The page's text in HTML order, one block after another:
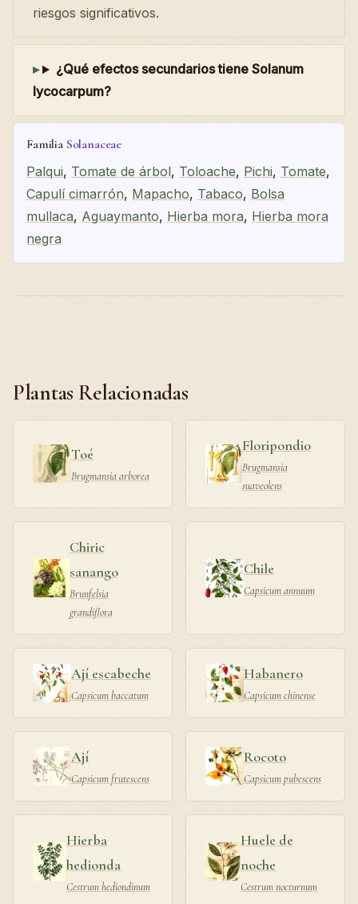
riesgos significativos.
¿Qué efectos secundarios tiene Solanum
lycocarpum?
Familia Solanaceae
Palqui, Tomate de árbol, Toloache, Pichi, Tomate,
Capulí cimarrón, Mapacho, Tabaco, Bolsa
mullaca, Aguaymanto, Hierba mora, Hierba mora
negra
Plantas Relacionadas
Toé
Brugmansia arborea
Floripondio
Brugmansia
suaveolens
Chiric
sanango
Brunfelsia
grandiflora
Chile
Capsicum annuum
Ají escabeche
Capsicum baccatum
Habanero
Capsicum chinense
Ají
Capsicum frutescens
Rocoto
Capsicum pubescens
Hierba
hedionda
Cestrum hediondinum
Huele de
noche
Cestrum nocturnum